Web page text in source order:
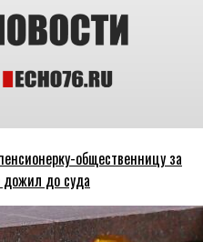
общественницу за
до суда